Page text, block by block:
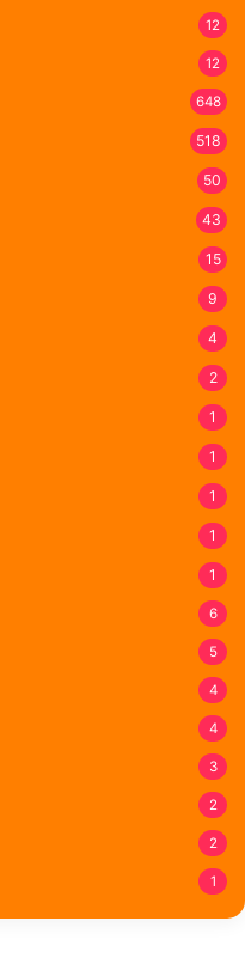
12
12
648
518
50
43
15
9
4
2
1
1
1
1
1
6
5
4
4
3
2
2
1